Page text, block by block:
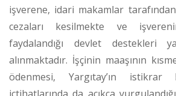
işverene, idari makamlar
cezaları kesilmekte ve
faydalandığı devlet destekleri
alınmaktadır. İşçinin maaşının
ödenmesi, Yargıtay’ın istikrar
içtihatlarında da açıkça